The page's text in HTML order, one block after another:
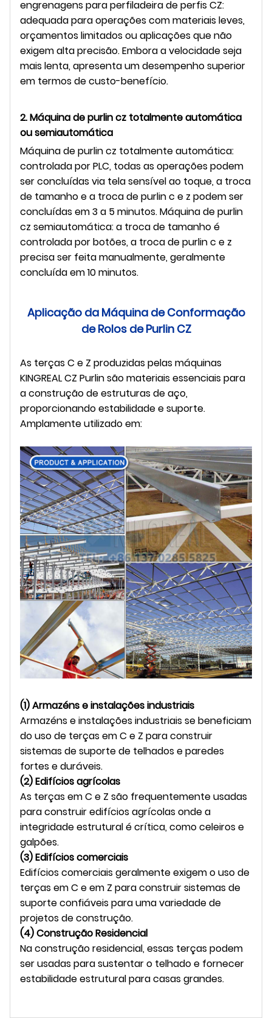
engrenagens para perfiladeira de perfis CZ:
adequada para operações com materiais leves,
orçamentos limitados ou aplicações que não
exigem alta precisão. Embora a velocidade seja
mais lenta, apresenta um desempenho superior
em termos de custo-benefício.
2. Máquina de purlin cz totalmente automática
ou semiautomática
Máquina de purlin cz totalmente automática:
controlada por PLC, todas as operações podem
ser concluídas via tela sensível ao toque, a troca
de tamanho e a troca de purlin c e z podem ser
concluídas em 3 a 5 minutos. Máquina de purlin
cz semiautomática: a troca de tamanho é
controlada por botões, a troca de purlin c e z
precisa ser feita manualmente, geralmente
concluída em 10 minutos.
Aplicação da Máquina de Conformação
de Rolos de Purlin CZ
As terças C e Z produzidas pelas máquinas
KINGREAL CZ Purlin são materiais essenciais para
a construção de estruturas de aço,
proporcionando estabilidade e suporte.
Amplamente utilizado em:
(1) Armazéns e instalações industriais
Armazéns e instalações industriais se beneficiam
do uso de terças em C e Z para construir
sistemas de suporte de telhados e paredes
fortes e duráveis.
(2) Edifícios agrícolas
As terças em C e Z são frequentemente usadas
para construir edifícios agrícolas onde a
integridade estrutural é crítica, como celeiros e
galpões.
(3) Edifícios comerciais
Edifícios comerciais geralmente exigem o uso de
terças em C e em Z para construir sistemas de
suporte confiáveis ​​para uma variedade de
projetos de construção.
(4) Construção Residencial
Na construção residencial, essas terças podem
ser usadas para sustentar o telhado e fornecer
estabilidade estrutural para casas grandes.